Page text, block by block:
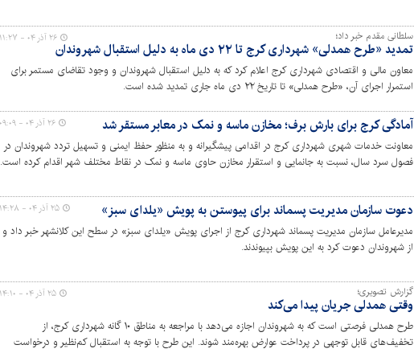
سلطانی مقدم خبر داد؛
تمدید «طرح همدلی» شهرداری کرج تا ۲۲ دی ماه به دلیل استقبال شهروندان
معاون مالی و اقتصادی شهرداری کرج اعلام کرد که به دلیل استقبال شهروندان و وجود تقاضای مستمر برای
استمرار اجرای آن، «طرح همدلی» تا تاریخ ۲۲ دی ماه جاری تمدید شده است.
۲۶ آذر ۰۴ - ۱۱:۲۷
آمادگی کرج برای بارش برف؛ مخازن ماسه و نمک در معابر مستقر شد
معاونت خدمات شهری شهرداری کرج در اقدامی پیشگیرانه و به منظور حفظ ایمنی و تسهیل تردد شهروندان در
فصول سرد سال، نسبت به جانمایی و استقرار مخازن حاوی ماسه و نمک در نقاط مختلف شهر اقدام کرده است.
حمل‌ونقل شهری انجام شده است.
۲۶ آذر ۰۴ - ۰۹:۰۹
دعوت سازمان مدیریت پسماند برای پیوستن به پویش «یلدای سبز»
مدیرعامل سازمان مدیریت پسماند شهرداری کرج از اجرای پویش «یلدای سبز» در سطح این کلانشهر خبر داد و
از شهروندان دعوت کرد به این پویش بپیوندند.
۲۵ آذر ۰۴ - ۱۴:۲۸
گزارش تصویری؛
وقتی همدلی جریان پیدا می‌کند
طرح همدلی فرصتی است که به شهروندان اجازه می‌دهد با مراجعه به مناطق ۱۰ گانه شهرداری کرج، از
تخفیف‌های قابل توجهی در پرداخت عوارض بهره‌مند شوند. این طرح با توجه به استقبال کم‌نظیر و درخواست
۲۵ آذر ۰۴ - ۱۴:۱۰